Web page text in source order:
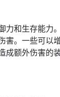
力和生存能力
害。一些可以
成额外伤害的